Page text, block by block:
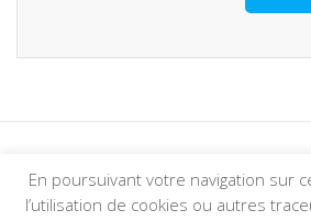
© 2026 Foyer Tolbiac. Construit avec
En poursuivant votre navigation sur
l’utilisation de cookies ou autres